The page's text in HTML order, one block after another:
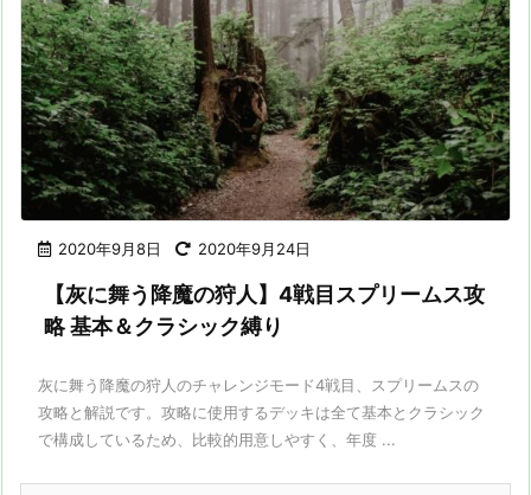
2020年9月8日 2020年9月24日
【灰に舞う降魔の狩人】4戦目スプリームス攻
略 基本＆クラシック縛り
灰に舞う降魔の狩人のチャレンジモード4戦目、スプリームスの
攻略と解説です。攻略に使用するデッキは全て基本とクラシック
で構成しているため、比較的用意しやすく、年度 ...